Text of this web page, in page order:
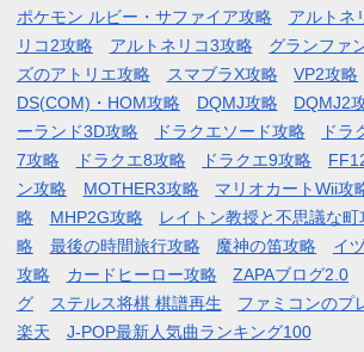
ポケモン ルビー・サファイア攻略
アルトネ
リコ2攻略
アルトネリコ3攻略 グランファ
ズのアトリエ攻略
スマブラX攻略 VP2攻略
DS(COM)・HOM攻略
DQMJ攻略 DQMJ2
ーランド3D攻略
ドラクエソード攻略 ドラ
7攻略
ドラクエ8攻略 ドラクエ9攻略
ン攻略
MOTHER3攻略 マリオカートWii攻
略
MHP2G攻略 レイトン教授と不思議な町
略
最後の時間旅行攻略 魔神の笛攻略 イ
攻略
カードヒーロー攻略 ZAPAブログ2.0
グ
ステルス将棋 棋譜再生 ファミコンのプ
楽天
J-POP最新人気曲ランキング100